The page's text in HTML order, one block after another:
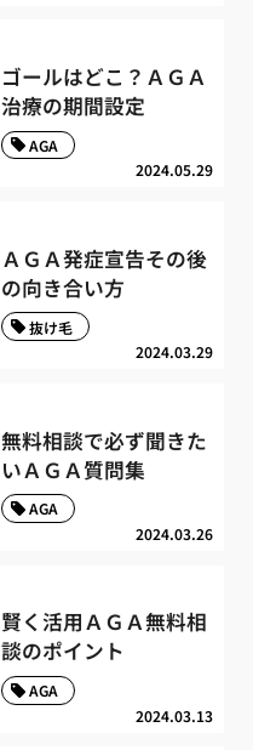
ゴールはどこ？ＡＧＡ
治療の期間設定
2024.05.29
AGA
ＡＧＡ発症宣告その後
の向き合い方
2024.03.29
抜け毛
無料相談で必ず聞きた
いＡＧＡ質問集
2024.03.26
AGA
賢く活用ＡＧＡ無料相
談のポイント
2024.03.13
AGA